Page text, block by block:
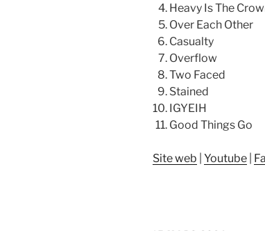
Heavy Is The
Over Each Other
Casualty
Overflow
Two Faced
Stained
IGYEIH
Good Things Go
Site web Youtube